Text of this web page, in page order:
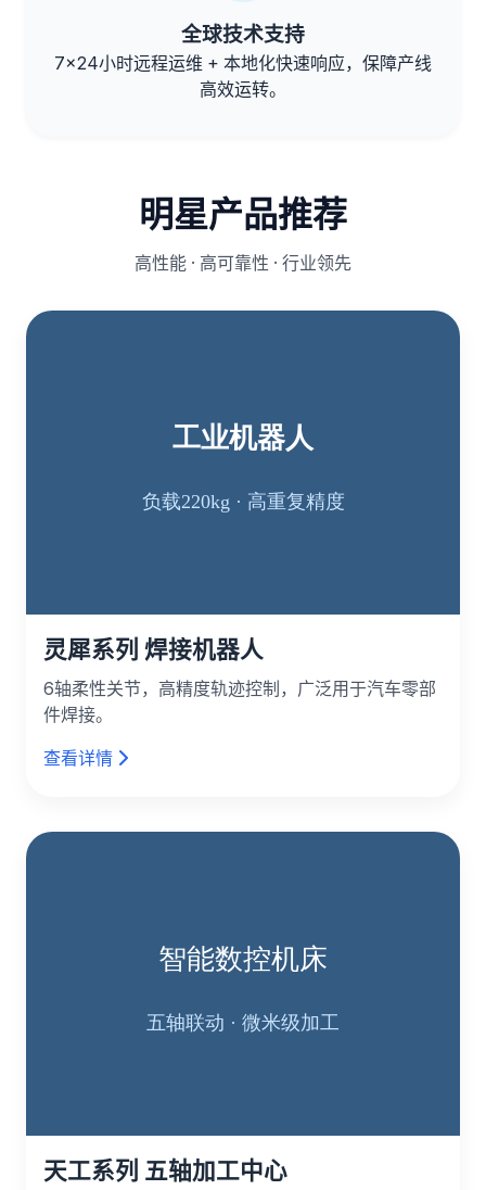
全球技术支持
7x24小时远程运维 + 本地化快速响应，保障产线
高效运转。
明星产品推荐
高性能 · 高可靠性 · 行业领先
灵犀系列 焊接机器人
6轴柔性关节，高精度轨迹控制，广泛用于汽车零部
件焊接。
查看详情
天工系列 五轴加工中心